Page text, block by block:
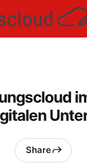
Share